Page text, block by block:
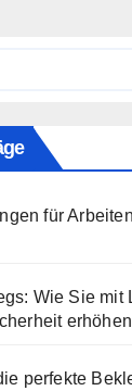
für
Wie Sie mit
erhöhen
perfekte